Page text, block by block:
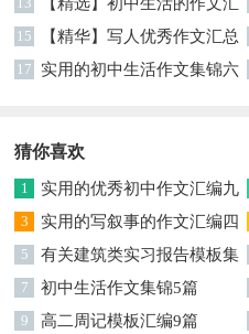
总十篇
15
【精华】写人优秀作文汇总
6篇
17
实用的初中生活作文集锦六
猜你喜欢
1
实用的优秀初中作文汇编九
篇
3
实用的写叙事的作文汇编四
篇
5
有关建筑类实习报告模板集
锦九篇
7 初中生活作文集锦5篇
9 高二周记模板汇编9篇